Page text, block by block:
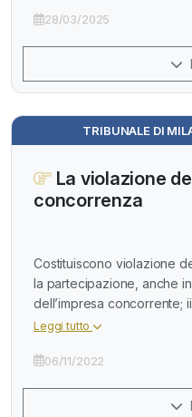
28/03/2025
TRIBUNALE DI
La violazione
concorrenza
Costituiscono violazione
la partecipazione, anche
dell’impresa concorrente;
Leggi tutto
06/11/2022